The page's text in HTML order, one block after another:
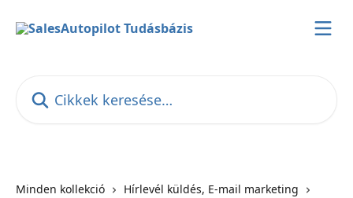
Minden kollekció
Hírlevél küldés, E-mail marketing